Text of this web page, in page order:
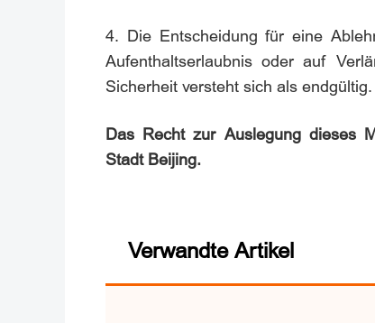
4. Die Entscheidung für eine
Aufenthaltserlaubnis oder auf
Sicherheit versteht sich als endgültig.
Das Recht zur Auslegung dieses
Stadt Beijing.
Verwandte Artikel